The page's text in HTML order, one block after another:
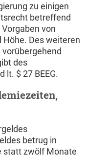
zu einigen
betreffend
von
Höhe. Des weiteren
vorübergehend
des
lt. $ 27 BEEG.
betrug in
statt zwölf Monate